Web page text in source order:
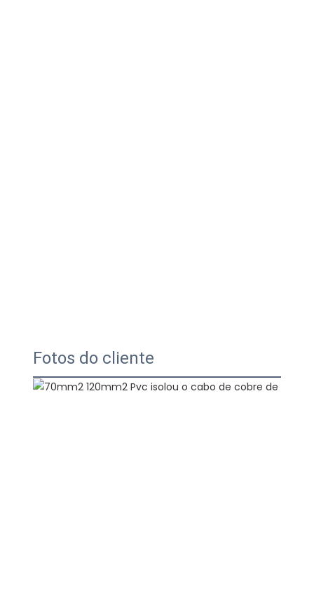
Fotos do cliente